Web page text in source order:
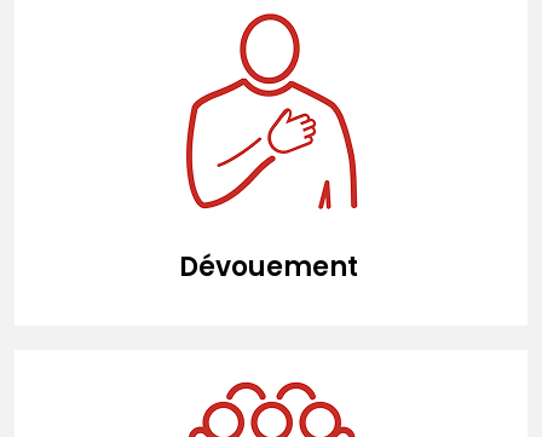
Dévouement